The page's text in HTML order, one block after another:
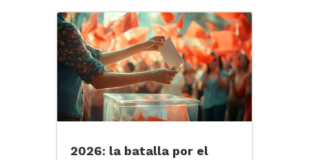
2026: la batalla por el